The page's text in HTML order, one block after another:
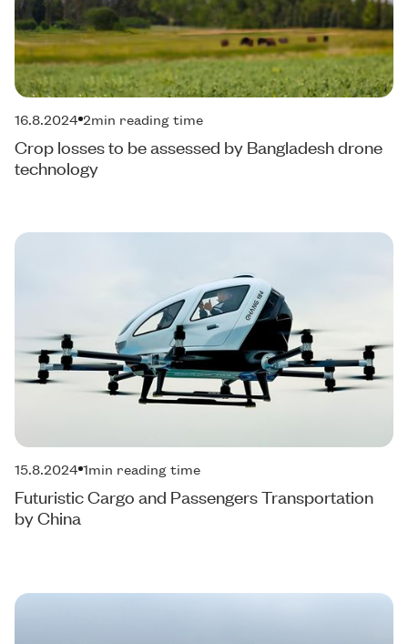
16.8.2024 2min reading time
Crop losses to be assessed by Bangladesh drone
technology
15.8.2024 1min reading time
Futuristic Cargo and Passengers Transportation
by China